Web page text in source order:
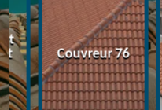
Démoussage
de toiture 76